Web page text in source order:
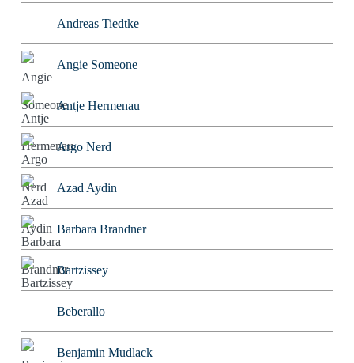
Andreas Tiedtke
Angie Someone
Antje Hermenau
Argo Nerd
Azad Aydin
Barbara Brandner
Bartzissey
Beberallo
Benjamin Mudlack